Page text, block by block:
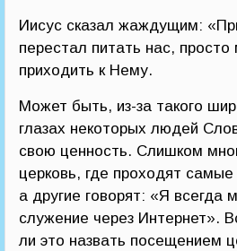
Иисус сказал жаждущим:
перестал питать нас,
приходить к Нему.
Может быть, из-за такого
глазах некоторых людей
свою ценность. Слишком
церковь, где проходят
а другие говорят: «Я всегда
служение через Интернет».
ли это назвать посещением